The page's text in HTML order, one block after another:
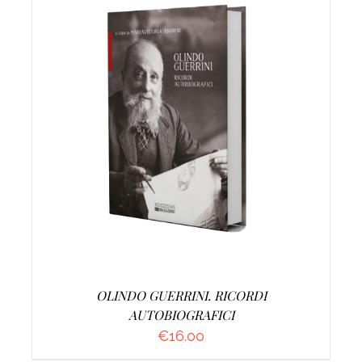
AGGIUNGI AL CARRELLO
OLINDO GUERRINI. RICORDI
AUTOBIOGRAFICI
€16.00